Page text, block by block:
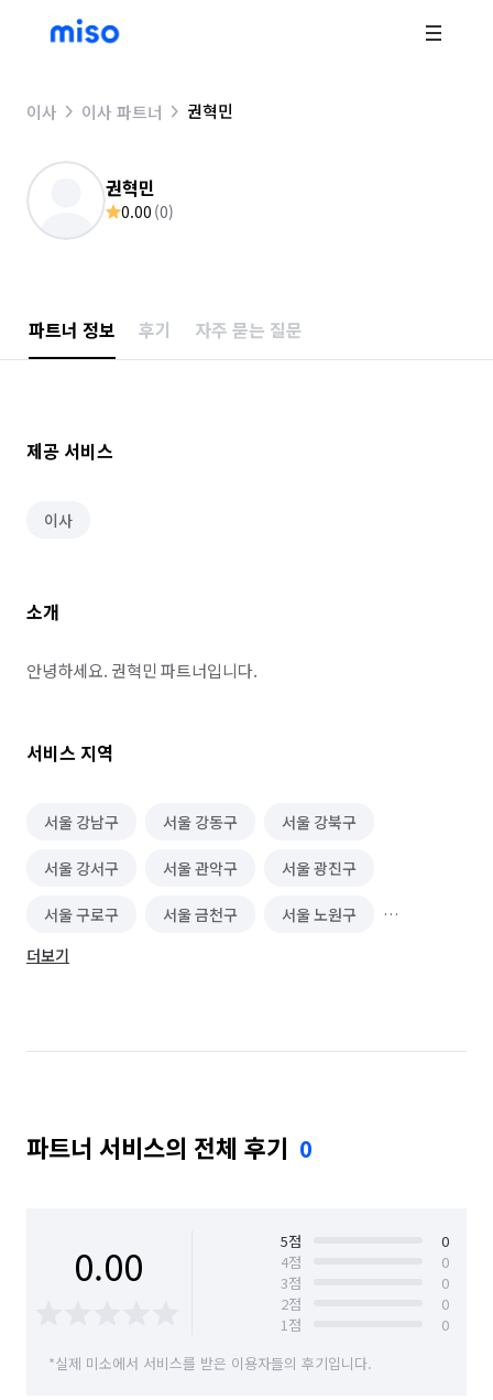
이사 이사 파트너 권혁민
권혁민
0.00 (0)
파트너 정보 후기 자주 묻는 질문
제공 서비스
이사
소개
안녕하세요. 권혁민 파트너입니다.
서비스 지역
서울 강남구 서울 강동구 서울 강북구
서울 강서구 서울 관악구 서울 광진구
서울 구로구 서울 금천구 서울 노원구
서울 도봉구
서울 성동구 서울 성북구 서울 송파구
서울 은평구 서울 종로구 서울 중구
더보기
파트너 서비스의 전체 후기 0
0.00 5점
0
4점
0
3점
0
2점
0
1점
0
*실제 미소에서 서비스를 받은 이용자들의 후기입니다.